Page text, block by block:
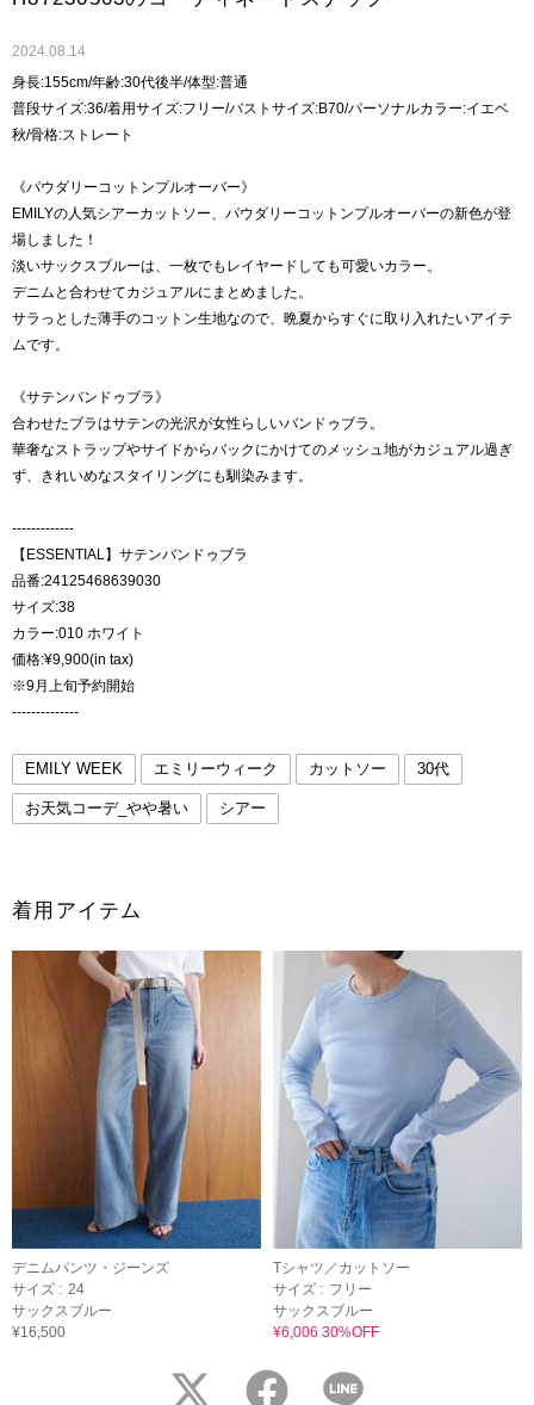
2024.08.14
身長:155cm/年齢:30代後半/体型:普通
普段サイズ:36/着用サイズ:フリー/バストサイズ:B70/パーソナルカラー:イエベ
秋/骨格:ストレート
《パウダリーコットンプルオーバー》
EMILYの人気シアーカットソー、パウダリーコットンプルオーバーの新色が登
場しました！
淡いサックスブルーは、一枚でもレイヤードしても可愛いカラー。
デニムと合わせてカジュアルにまとめました。
サラっとした薄手のコットン生地なので、晩夏からすぐに取り入れたいアイテ
ムです。
《サテンバンドゥブラ》
合わせたブラはサテンの光沢が女性らしいバンドゥブラ。
華奢なストラップやサイドからバックにかけてのメッシュ地がカジュアル過ぎ
ず、きれいめなスタイリングにも馴染みます。
-------------
【ESSENTIAL】サテンバンドゥブラ
品番:24125468639030
サイズ:38
カラー:010 ホワイト
価格:¥9,900(in tax)
※9月上旬予約開始
--------------
EMILY WEEK エミリーウィーク カットソー 30代
お天気コーデ_やや暑い シアー
着用アイテム
デニムパンツ・ジーンズ
サイズ : 24
サックスブルー
¥16,500
Tシャツ／カットソー
サイズ : フリー
サックスブルー
¥6,006 30%OFF
twitter facebook